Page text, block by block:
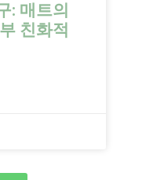
: 매트의
친화적